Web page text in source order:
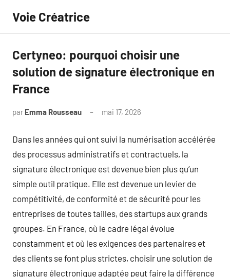
contenu
Voie Créatrice
Certyneo: pourquoi choisir une
solution de signature électronique en
France
par Emma Rousseau mai 17, 2026
Dans les années qui ont suivi la numérisation accélérée
des processus administratifs et contractuels, la
signature électronique est devenue bien plus qu’un
simple outil pratique. Elle est devenue un levier de
compétitivité, de conformité et de sécurité pour les
entreprises de toutes tailles, des startups aux grands
groupes. En France, où le cadre légal évolue
constamment et où les exigences des partenaires et
des clients se font plus strictes, choisir une solution de
signature électronique adaptée peut faire la différence